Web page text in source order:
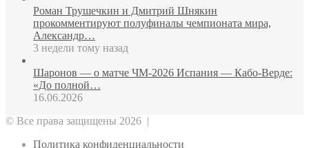
Роман Трушечкин и Дмитрий Шнякин
прокомментируют полуфиналы чемпионата мира,
Александр…
3 недели тому назад
Шаронов — о матче ЧМ‑2026 Испания — Кабо‑Верде:
«До полной…
16.06.2026
© Все права защищены 2026 |
Политика конфиденциальности